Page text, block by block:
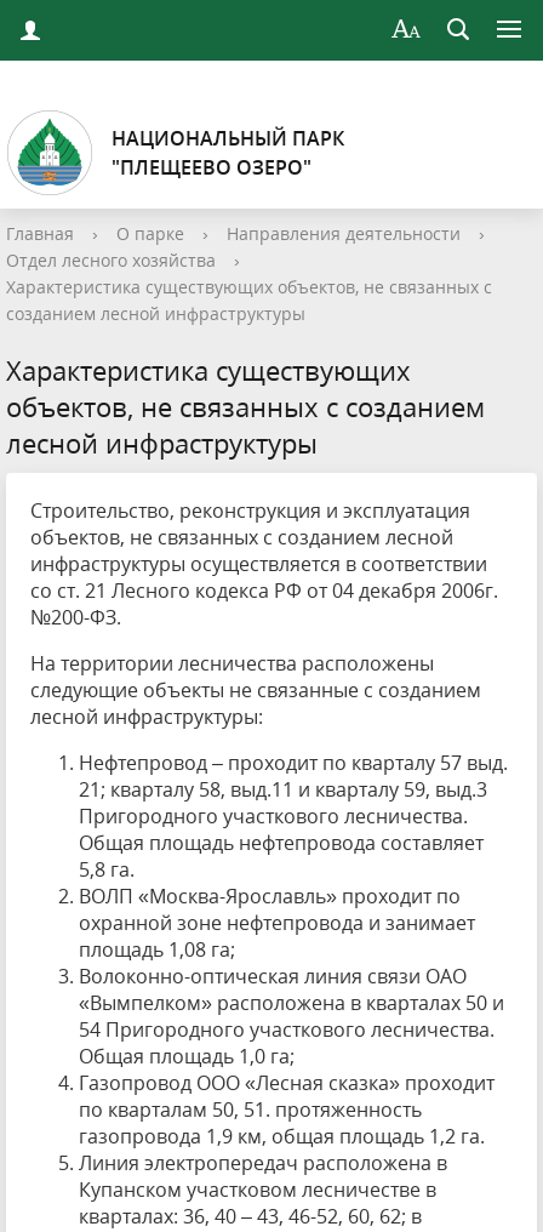
НАЦИОНАЛЬНЫЙ ПАРК
"ПЛЕЩЕЕВО ОЗЕРО"
Главная › О парке › Направления деятельности
›
Отдел лесного хозяйства
›
Характеристика существующих объектов, не связанных с
созданием лесной инфраструктуры
Характеристика существующих
объектов, не связанных с созданием
лесной инфраструктуры
Строительство, реконструкция и эксплуатация
объектов, не связанных с созданием лесной
инфраструктуры осуществляется в соответствии
со ст. 21 Лесного кодекса РФ от 04 декабря 2006г.
№200-ФЗ.
На территории лесничества расположены
следующие объекты не связанные с созданием
лесной инфраструктуры:
Нефтепровод – проходит по кварталу 57 выд.
21; кварталу 58, выд.11 и кварталу 59, выд.3
Пригородного участкового лесничества.
Общая площадь нефтепровода составляет
5,8 га.
ВОЛП «Москва-Ярославль» проходит по
охранной зоне нефтепровода и занимает
площадь 1,08 га;
Волоконно-оптическая линия связи ОАО
«Вымпелком» расположена в кварталах 50 и
54 Пригородного участкового лесничества.
Общая площадь 1,0 га;
Газопровод ООО «Лесная сказка» проходит
по кварталам 50, 51. протяженность
газопровода 1,9 км, общая площадь 1,2 га.
Линия электропередач расположена в
Купанском участковом лесничестве в
кварталах: 36, 40 – 43, 46-52, 60, 62; в